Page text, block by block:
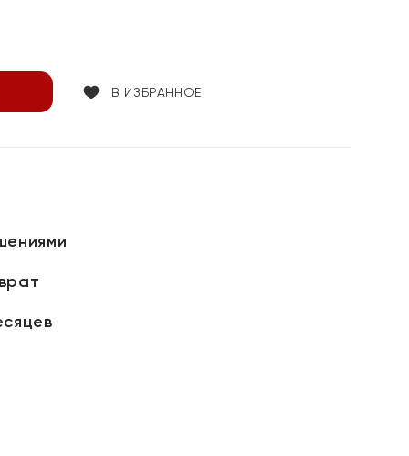
В ИЗБРАННОЕ